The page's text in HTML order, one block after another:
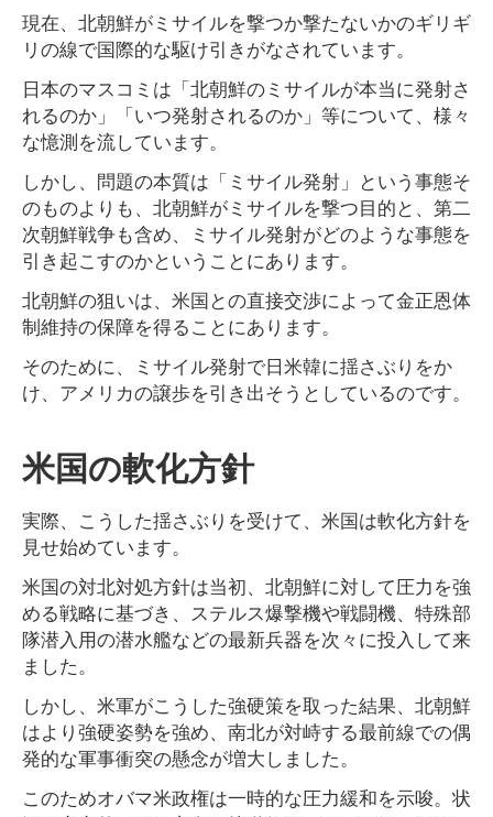
現在、北朝鮮がミサイルを撃つか撃たないかのギリギ
リの線で国際的な駆け引きがなされています。
日本のマスコミは「北朝鮮のミサイルが本当に発射さ
れるのか」「いつ発射されるのか」等について、様々
な憶測を流しています。
しかし、問題の本質は「ミサイル発射」という事態そ
のものよりも、北朝鮮がミサイルを撃つ目的と、第二
次朝鮮戦争も含め、ミサイル発射がどのような事態を
引き起こすのかということにあります。
北朝鮮の狙いは、米国との直接交渉によって金正恩体
制維持の保障を得ることにあります。
そのために、ミサイル発射で日米韓に揺さぶりをか
け、アメリカの譲歩を引き出そうとしているのです。
米国の軟化方針
実際、こうした揺さぶりを受けて、米国は軟化方針を
見せ始めています。
米国の対北対処方針は当初、北朝鮮に対して圧力を強
める戦略に基づき、ステルス爆撃機や戦闘機、特殊部
隊潜入用の潜水艦などの最新兵器を次々に投入して来
ました。
しかし、米軍がこうした強硬策を取った結果、北朝鮮
はより強硬姿勢を強め、南北が対峙する最前線での偶
発的な軍事衝突の懸念が増大しました。
このためオバマ米政権は一時的な圧力緩和を示唆。状